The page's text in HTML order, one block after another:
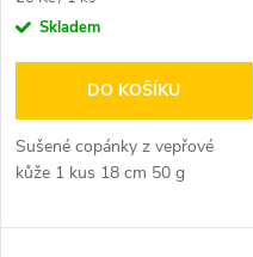
o
d
u
k
o
d
u
cena:Skladem
DO KOŠÍKU
Sušené copánky z vepřové
kůže 1 kus 18 cm 50 g